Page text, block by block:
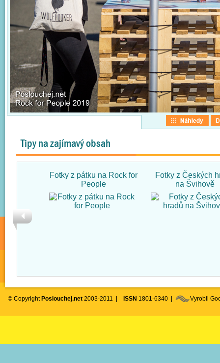
Tipy na zajímavý obsah
Fotky z pátku na Rock for
People
Fotky z Českých
na Švihově
© Copyright Poslouchej.net 2003-2011 | ISSN 1801-6340 | Vyrobil